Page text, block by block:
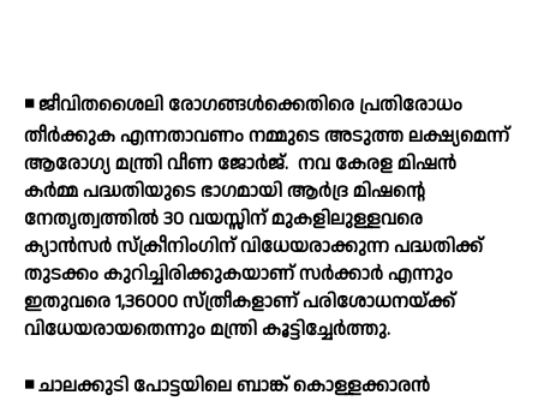
◾ ജീവിതശൈലി രോഗങ്ങള്‍ക്കെതിരെ പ്രതിരോധം
തീര്‍ക്കുക എന്നതാവണം നമ്മുടെ അടുത്ത ലക്ഷ്യമെന്ന്
ആരോഗ്യ മന്ത്രി വീണ ജോര്‍ജ്. നവ കേരള മിഷന്‍
കര്‍മ്മ പദ്ധതിയുടെ ഭാഗമായി ആര്‍ദ്ര മിഷന്റെ
നേതൃത്വത്തില്‍ 30 വയസ്സിന് മുകളിലുള്ളവരെ
ക്യാന്‍സര്‍ സ്‌ക്രീനിംഗിന് വിധേയരാക്കുന്ന പദ്ധതിക്ക്
തുടക്കം കുറിച്ചിരിക്കുകയാണ് സര്‍ക്കാര്‍ എന്നും
ഇതുവരെ 1,36000 സ്ത്രീകളാണ് പരിശോധനയ്ക്ക്
വിധേയരായതെന്നും മന്ത്രി കൂട്ടിച്ചേര്‍ത്തു.
◾ ചാലക്കുടി പോട്ടയിലെ ബാങ്ക് കൊള്ളക്കാരന്‍